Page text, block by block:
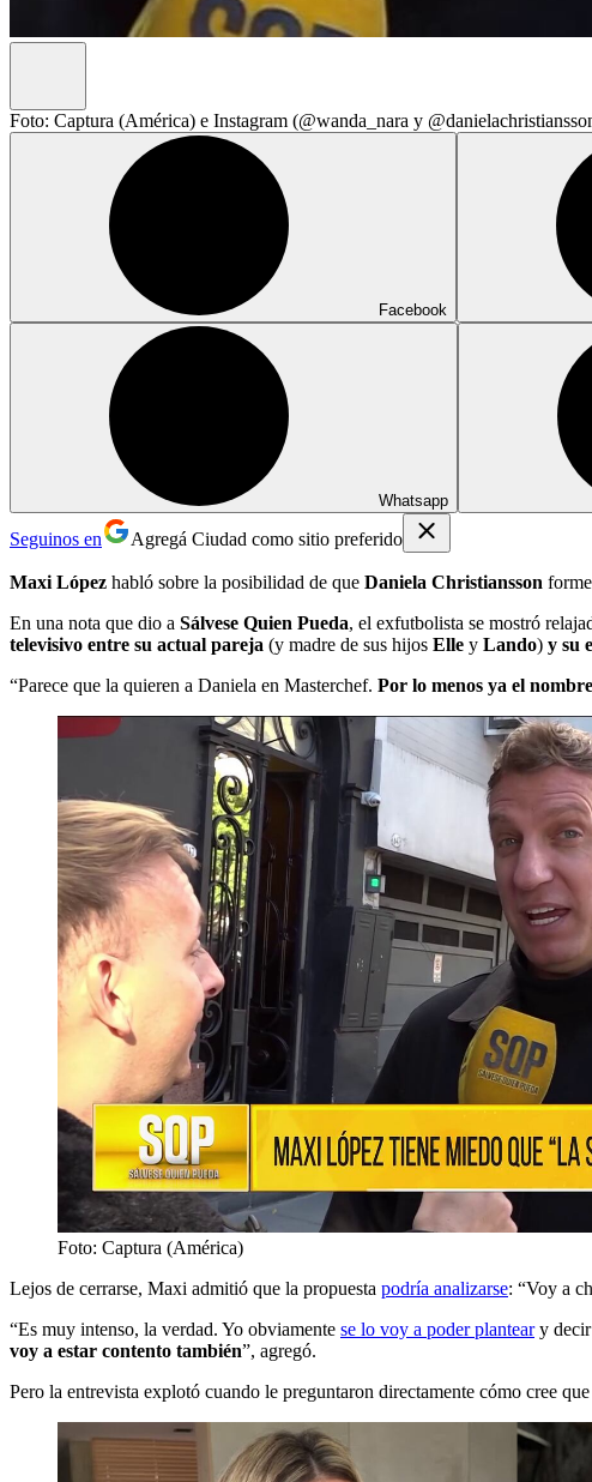
Foto: Captura (América) e Instagram (@wanda_nara y
Facebook
Whatsapp
Seguinos en Agregá Ciudad como sitio preferido
Maxi López habló sobre la posibilidad de que Daniela Christiansson
En una nota que dio a Sálvese Quien Pueda, el exfutbolista se mostró
televisivo entre su actual pareja (y madre de sus hijos Elle y Lando) y su
“Parece que la quieren a Daniela en Masterchef. Por lo menos ya el
Foto: Captura (América)
Lejos de cerrarse, Maxi admitió que la propuesta podría analizarse: “Voy a
“Es muy intenso, la verdad. Yo obviamente se lo voy a poder planteary decir
voy a estar contento también”, agregó.
Pero la entrevista explotó cuando le preguntaron directamente cómo cree que